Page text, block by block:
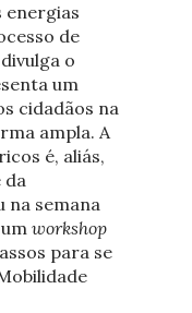
energias
de
o
um
cidadãos na
ampla. A
é, aliás,
da
na semana
workshop
para se